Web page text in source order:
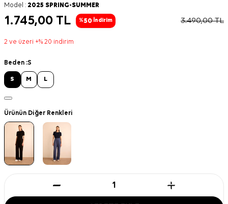
Model : 2025 SPRING-SUMMER
1.745,00 TL %50 İndirim 3.490,00TL
2 ve üzeri +% 20 indirim
Beden :S
S M L
Ürünün Diğer Renkleri